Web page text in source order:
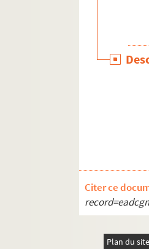
Henry
Eugène
Fernand
Tristan
Stefan
Aimee
Luigi
Gustave
Henry
Alexis
André
Citer ce
Plan du site